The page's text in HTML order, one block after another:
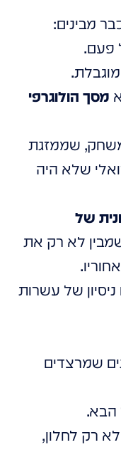
מבינים:
פעם.
מסך הולוגרפי
שממזגת
שלא היה
של
לא רק את
של עשרות
שמרצדים
הבא.
רק לחלון,